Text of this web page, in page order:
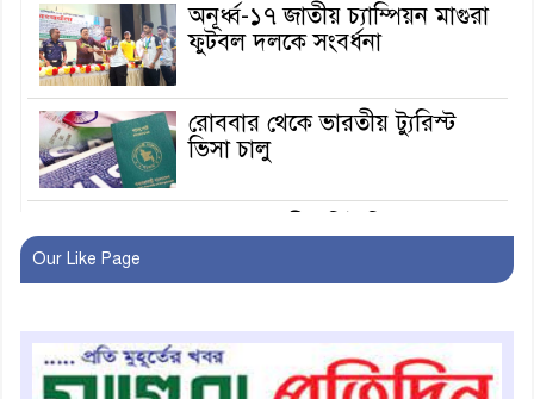
অনূর্ধ্ব-১৭ জাতীয় চ্যাম্পিয়ন মাগুরা
ফুটবল দলকে সংবর্ধনা
রোববার থেকে ভারতীয় ট্যুরিস্ট
ভিসা চালু
অবহিতকরণ
মাগুরায় আ’লীগের প্রতিষ্ঠাবার্ষিকীর
কর্মসূচি প্রতিরোধে বিএনপির
Our Like Page